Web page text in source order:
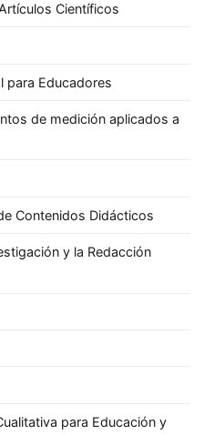
Científicos
para Educadores
de medición aplicados a
Contenidos Didácticos
y la Redacción
para Educación y